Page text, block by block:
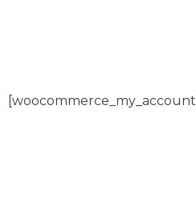
[woocommerce_my_account]